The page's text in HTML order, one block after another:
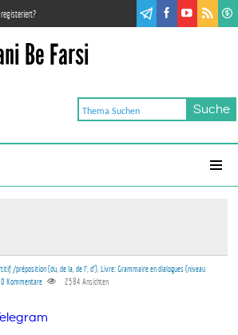
Be Farsi
/préposition (du, de la, de l', d') Livre: Grammaire en dialogues (niveau
0 Kommentare 2584 Ansichten